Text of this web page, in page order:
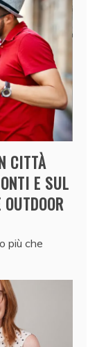
CITTÀ
E SUL
più che